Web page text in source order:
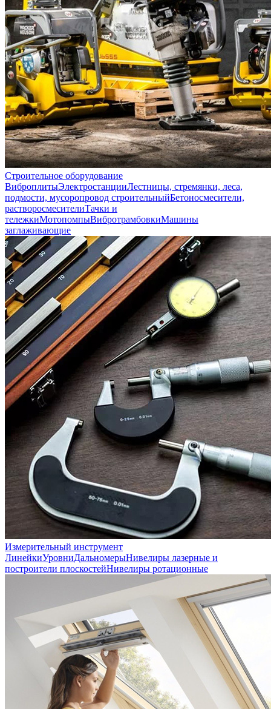
Строительное оборудование
ВиброплитыЭлектростанцииЛестницы, стремянки, леса,
подмости, мусоропровод строительныйБетоносмесители,
растворосмесителиТачки и
тележкиМотопомпыВибротрамбовкиМашины
заглаживающие
Измерительный инструмент
ЛинейкиУровниДальномерыНивелиры лазерные и
построители плоскостейНивелиры ротационные